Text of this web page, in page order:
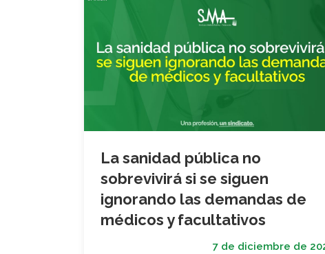
La sanidad pública no
sobrevivirá si se siguen
ignorando las demandas de
médicos y facultativos
7 de diciembre de